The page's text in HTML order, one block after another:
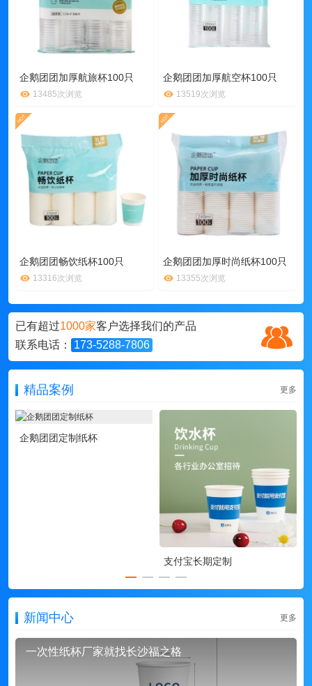
企鹅团团加厚航旅杯100只
13485次浏览
企鹅团团加厚航空杯100只
13519次浏览
企鹅团团畅饮纸杯100只
13316次浏览
企鹅团团加厚时尚纸杯100只
13355次浏览
已有超过1000家客户选择我们的产品
联系电话：
173-5288-7806
精品案例 更多
企鹅团团定制纸杯
支付宝长期定制
新闻中心 更多
一次性纸杯厂家就找长沙福之格